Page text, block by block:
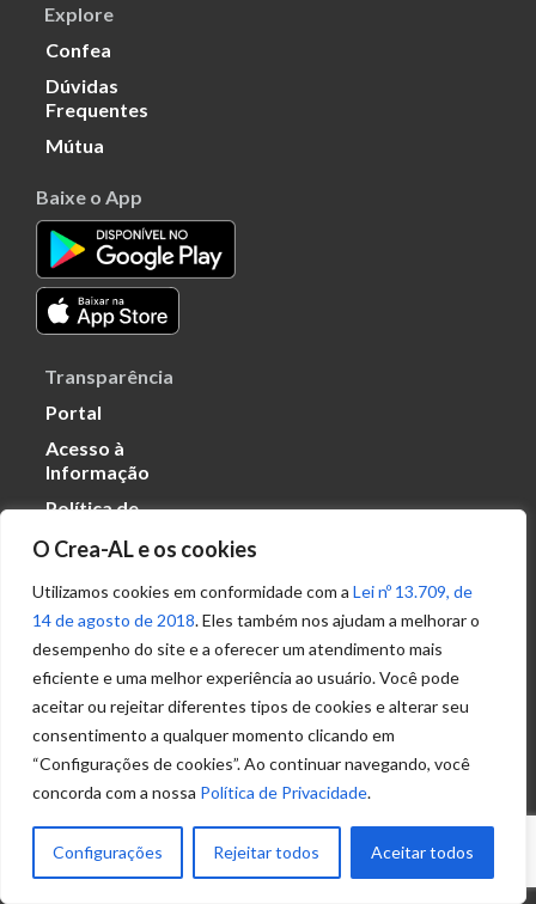
O Crea-AL e os cookies
Utilizamos cookies em conformidade com a Lei nº 13.709, de
14 de agosto de 2018. Eles também nos ajudam a melhorar o
desempenho do site e a oferecer um atendimento mais
eficiente e uma melhor experiência ao usuário. Você pode
aceitar ou rejeitar diferentes tipos de cookies e alterar seu
consentimento a qualquer momento clicando em
“Configurações de cookies”. Ao continuar navegando, você
concorda com a nossa Política de Privacidade.
Configurações Rejeitar todos Aceitar todos
Explore
Confea
Dúvidas
Frequentes
Mútua
Baixe o App
Transparência
Portal
Acesso à
Informação
Política de
Dados
Ouvidoria
(82) 2123 0864
ouvidoria@crea-al.org.br
Fale Conosco
(82) 2123 0866